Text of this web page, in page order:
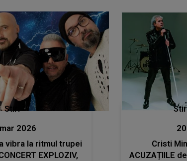
Stiri
2026
vibra la ritmul trupei
EXPLOZIV,
Cristi
ACUZAȚIILE